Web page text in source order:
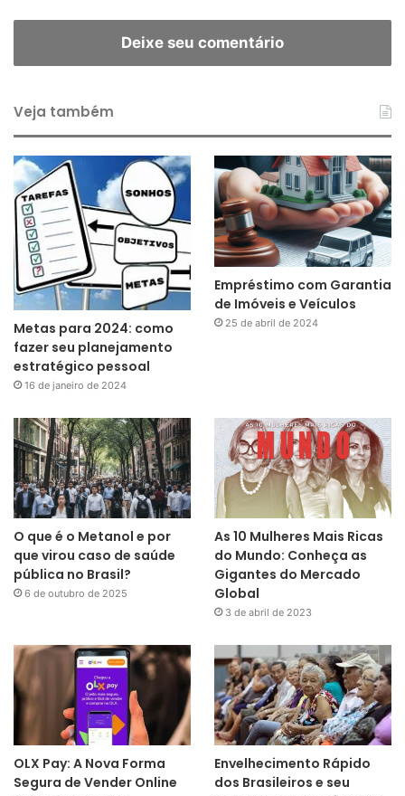
Deixe seu comentário
Veja também
Metas para 2024: como
fazer seu planejamento
estratégico pessoal
16 de janeiro de 2024
Empréstimo com Garantia
de Imóveis e Veículos
25 de abril de 2024
O que é o Metanol e por
que virou caso de saúde
pública no Brasil?
6 de outubro de 2025
As 10 Mulheres Mais Ricas
do Mundo: Conheça as
Gigantes do Mercado
Global
3 de abril de 2023
OLX Pay: A Nova Forma
Segura de Vender Online
Envelhecimento Rápido
dos Brasileiros e seu